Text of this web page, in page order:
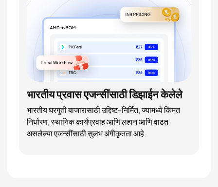
भारतीय प्रवास एजन्सींसाठी डिझाईन केलेले
भारतीय घरगुती बाजारासाठी उद्दिष्ट-निर्मित, ज्यामध्ये किंमत
निर्धारण, स्थानिक कार्यप्रवाह आणि लहान आणि वाढत
असलेल्या एजन्सींसाठी सुलभ अंगीकृतता आहे.